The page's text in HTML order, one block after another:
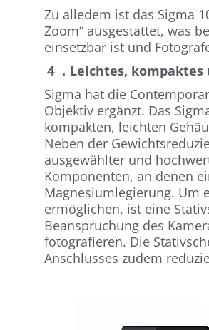
Zu alledem ist das Sigma
Zoom“ ausgestattet, was
einsetzbar ist und
４．Leichtes,
Sigma hat die
Objektiv ergänzt. Das
kompakten, leichten
Neben der
ausgewählter und
Komponenten, an denen
Magnesiumlegierung. Um
ermöglichen, ist eine
Beanspruchung des
fotografieren. Die
Anschlusses zudem